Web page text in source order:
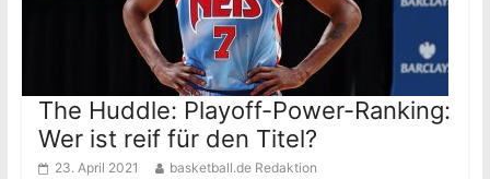
The Huddle: Playoff-Power-Ranking:
Wer ist reif für den Titel?
23. April 2021 basketball.de Redaktion